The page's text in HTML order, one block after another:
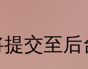
交至